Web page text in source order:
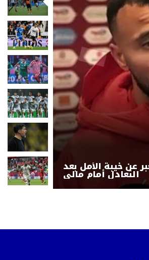
عن خيبة الأمل بعد
التعادل أمام مالي